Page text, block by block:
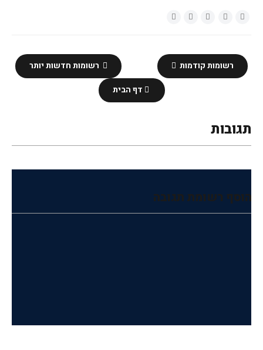
רשומות חדשות יותר רשומות קודמות
דף הבית
תגובות
הוסף רשומת תגובה